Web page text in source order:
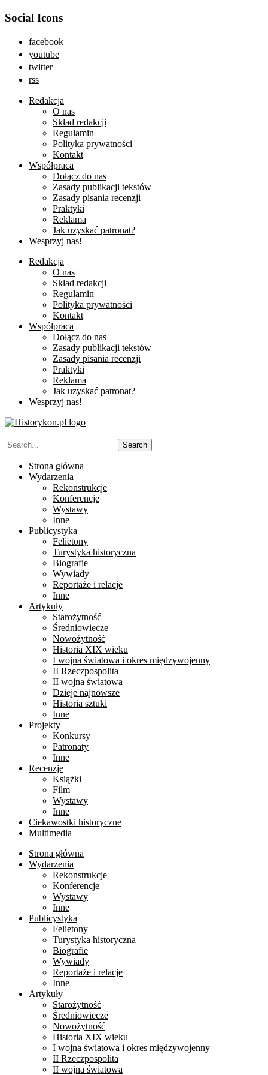
Social Icons
facebook
youtube
twitter
rss
Redakcja
O nas
Skład redakcji
Regulamin
Polityka prywatności
Kontakt
Współpraca
Dołącz do nas
Zasady publikacji tekstów
Zasady pisania recenzji
Praktyki
Reklama
Jak uzyskać patronat?
Wesprzyj nas!
Redakcja
O nas
Skład redakcji
Regulamin
Polityka prywatności
Kontakt
Współpraca
Dołącz do nas
Zasady publikacji tekstów
Zasady pisania recenzji
Praktyki
Reklama
Jak uzyskać patronat?
Wesprzyj nas!
Strona główna
Wydarzenia
Rekonstrukcje
Konferencje
Wystawy
Inne
Publicystyka
Felietony
Turystyka historyczna
Biografie
Wywiady
Reportaże i relacje
Inne
Artykuły
Starożytność
Średniowiecze
Nowożytność
Historia XIX wieku
I wojna światowa i okres międzywojenny
II Rzeczpospolita
II wojna światowa
Dzieje najnowsze
Historia sztuki
Inne
Projekty
Konkursy
Patronaty
Inne
Recenzje
Książki
Film
Wystawy
Inne
Ciekawostki historyczne
Multimedia
Strona główna
Wydarzenia
Rekonstrukcje
Konferencje
Wystawy
Inne
Publicystyka
Felietony
Turystyka historyczna
Biografie
Wywiady
Reportaże i relacje
Inne
Artykuły
Starożytność
Średniowiecze
Nowożytność
Historia XIX wieku
I wojna światowa i okres międzywojenny
II Rzeczpospolita
II wojna światowa